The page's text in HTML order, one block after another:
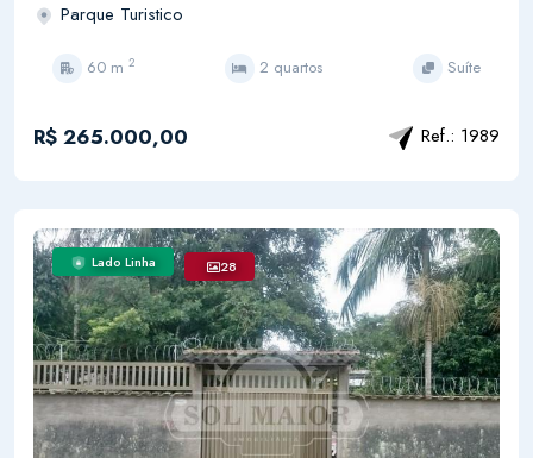
Parque Turistico
60 m 2 2 quartos Suíte
R$ 265.000,00 Ref.: 1989
Lado Linha 28